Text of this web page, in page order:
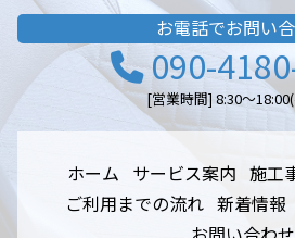
お電話でお問い
090-
[営業時間] 8:30～
ホーム サービス案内 施工
ご利用までの流れ 新着情報